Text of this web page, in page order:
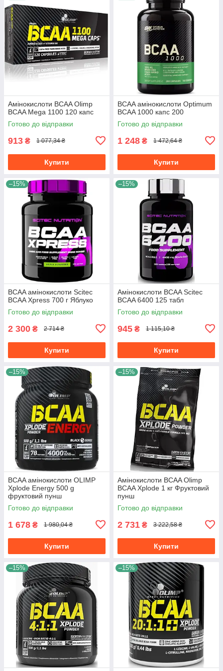
Амінокислоти BCAA Olimp
BCAA Mega 1100 120 капс
Готово до відправки
913 ₴ 1 077,34 ₴
Купити
BCAA амінокислоти Optimum
BCAA 1000 капс 200
Готово до відправки
1 248 ₴ 1 472,64 ₴
Купити
–15%
BCAA амінокислоти Scitec
BCAA Xpress 700 г Яблуко
Готово до відправки
2 300 ₴ 2 714 ₴
Купити
–15%
Амінокислоти BCAA Scitec
BCAA 6400 125 табл
Готово до відправки
945 ₴ 1 115,10 ₴
Купити
–15%
BCAA амінокислоти OLIMP
Xplode Energy 500 g
фруктовий пунш
Готово до відправки
1 678 ₴ 1 980,04 ₴
Купити
–15%
Амінокислоти BCAA Olimp
BCAA Xplode 1 кг Фруктовий
пунш
Готово до відправки
2 731 ₴ 3 222,58 ₴
Купити
–15% –15%